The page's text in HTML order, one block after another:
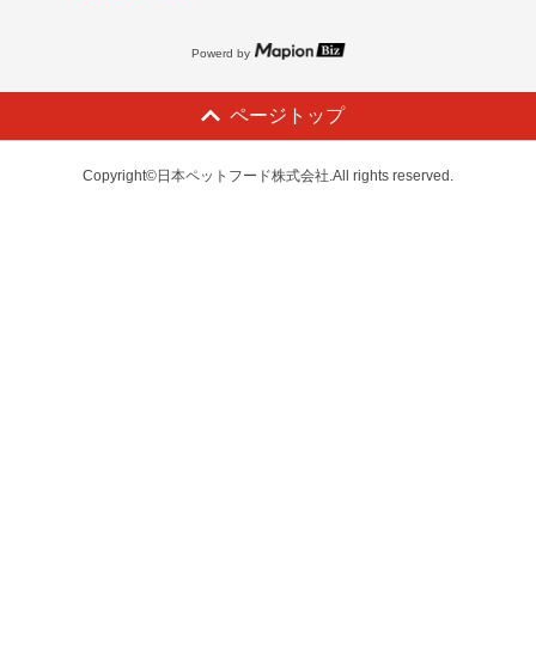
Powerd by
ページトップ
Copyright©日本ペットフード株式会社.All rights reserved.